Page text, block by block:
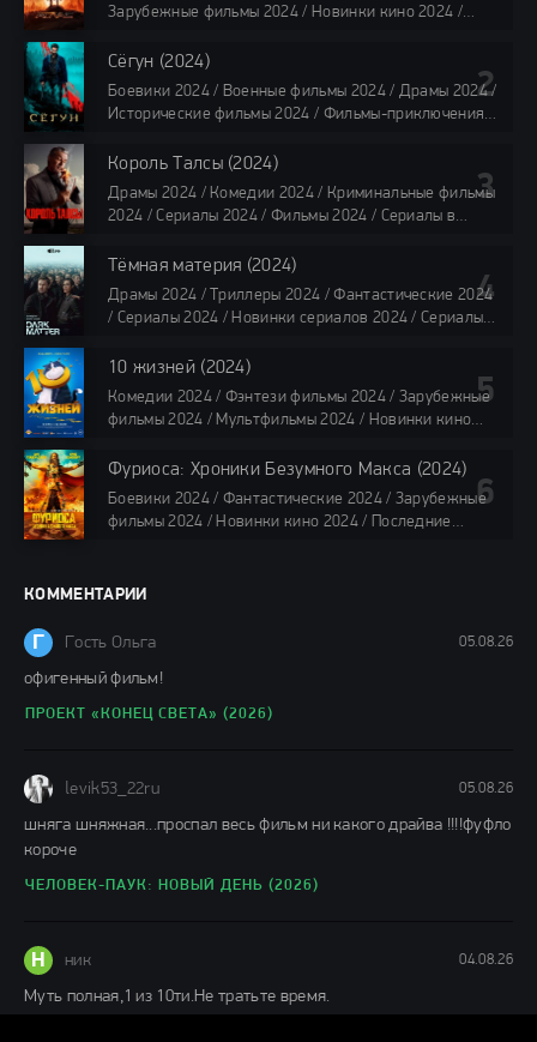
Зарубежные фильмы 2024 / Новинки кино 2024 /
Фильмы 4K / Фильмы 2024 / Популярные фильмы /
Смотреть фильмы онлайн
118 мин.
Сёгун (2024)
Боевики 2024 / Военные фильмы 2024 / Драмы 2024 /
Исторические фильмы 2024 / Фильмы-приключения
Сериалы 4K / Фильмы 2024 / Сериалы в озвучке
TVShows / Сериалы в озвучке LostFilm / Сериалы в
озвучке HDrezka Studio / Смотреть фильмы онлайн
все серии по 45 минут
Король Талсы (2024)
Драмы 2024 / Комедии 2024 / Криминальные фильмы
2024 / Сериалы 2024 / Фильмы 2024 / Сериалы в
Сериалы в озвучке HDrezka Studio / Смотреть фильмы
онлайн
40 мин
Тёмная материя (2024)
Драмы 2024 / Триллеры 2024 / Фантастические 2024
/ Сериалы 2024 / Новинки сериалов 2024 / Сериалы
Сериалы в озвучке LostFilm / Сериалы в озвучке
HDrezka Studio / Смотреть фильмы онлайн
все серии по 45 мин.
10 жизней (2024)
Комедии 2024 / Фэнтези фильмы 2024 / Зарубежные
фильмы 2024 / Мультфильмы 2024 / Новинки кино
/ Фильмы 2024 / Популярные фильмы / Смотреть
фильмы онлайн
88 мин.
Фуриоса: Хроники Безумного Макса (2024)
Боевики 2024 / Фантастические 2024 / Зарубежные
фильмы 2024 / Новинки кино 2024 / Последние
фильмы онлайн
КОММЕНТАРИИ
Г Гость Ольга 05.08.26
офигенный фильм!
ПРОЕКТ «КОНЕЦ СВЕТА» (2026)
levik53_22ru 05.08.26
шняга шняжная...проспал весь фильм ни какого драйва !!!!фуфло
короче
ЧЕЛОВЕК-ПАУК: НОВЫЙ ДЕНЬ (2026)
Н ник 04.08.26
Муть полная,1 из 10ти.Не тратьте время.